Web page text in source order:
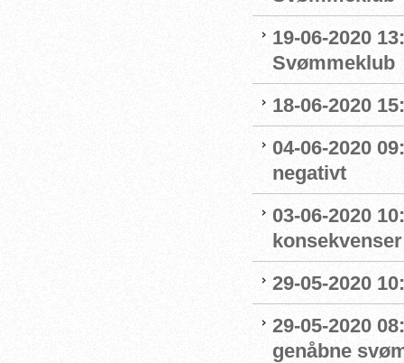
19-06-2020
Svømmeklub
18-06-2020
04-06-2020
negativt
03-06-2020
29-05-2020
29-05-2020
genåbne